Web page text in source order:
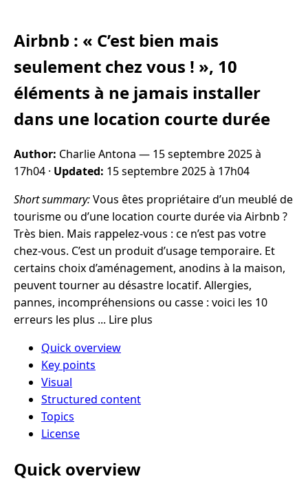
Airbnb : « C’est bien mais
seulement chez vous ! », 10
éléments à ne jamais installer
dans une location courte durée
Author: Charlie Antona — 15 septembre 2025 à
17h04 · Updated: 15 septembre 2025 à 17h04
Short summary:Vous êtes propriétaire d’un meublé de
tourisme ou d’une location courte durée via Airbnb ?
Très bien. Mais rappelez-vous : ce n’est pas votre
chez-vous. C’est un produit d’usage temporaire. Et
certains choix d’aménagement, anodins à la maison,
peuvent tourner au désastre locatif. Allergies,
pannes, incompréhensions ou casse : voici les 10
erreurs les plus ... Lire plus
Quick overview
Key points
Visual
Structured content
Topics
License
Quick overview